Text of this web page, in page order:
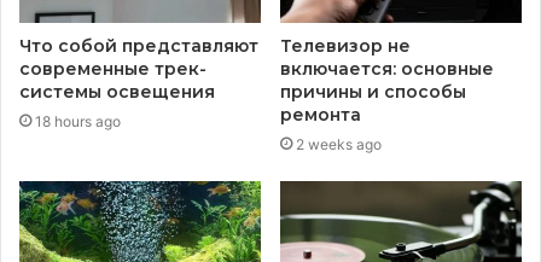
Что собой представляют
современные трек-
системы освещения
18 hours ago
Телевизор не
включается: основные
причины и способы
ремонта
2 weeks ago